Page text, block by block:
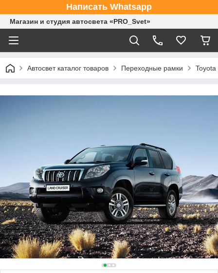
Написать Whatsapp
Магазин и студия автосвета «PRO_Svet»
Автосвет каталог товаров Переходные рамки Toyota